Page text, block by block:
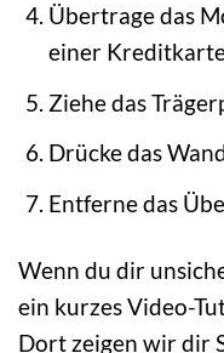
Übertrage das
einer
Ziehe das
Drücke das
Entferne das
Wenn du dir
ein kurzes Video-
Dort zeigen wir dir